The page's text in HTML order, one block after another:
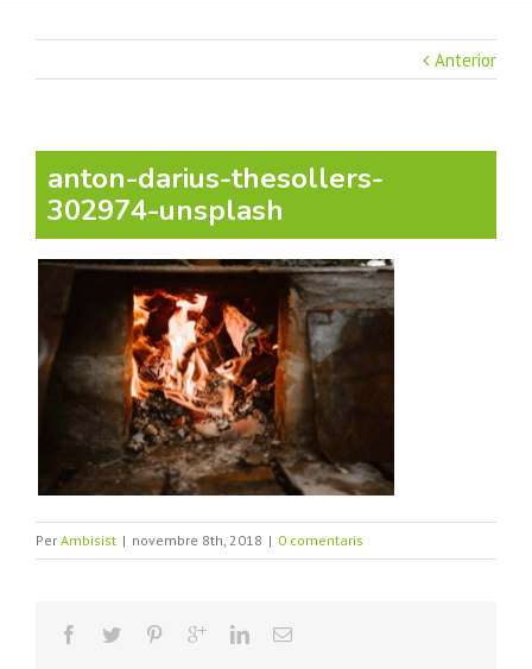
Anterior
anton-darius-thesollers-
302974-unsplash
Per Ambisist | novembre 8th, 2018 | 0 comentaris